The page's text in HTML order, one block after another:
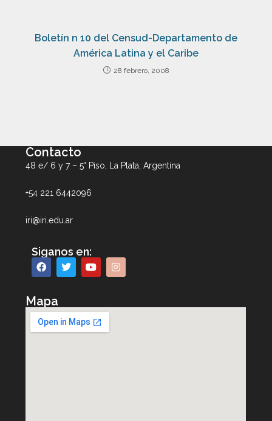
Boletín n 10 del Censud-Departamento de
América Latina y el Caribe
28 febrero, 2008
Contacto
48 e/ 6 y 7 – 5° Piso, La Plata, Argentina
+54 221 6442096
iri@iri.edu.ar
Siganos en:
Mapa